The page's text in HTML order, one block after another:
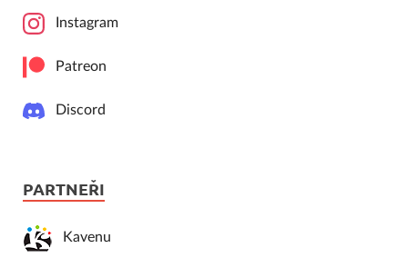
Instagram
Patreon
Discord
PARTNEŘI
Kavenu